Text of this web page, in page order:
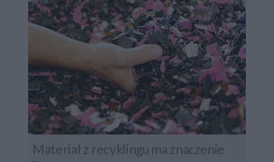
Materiał z recyklingu ma znaczenie